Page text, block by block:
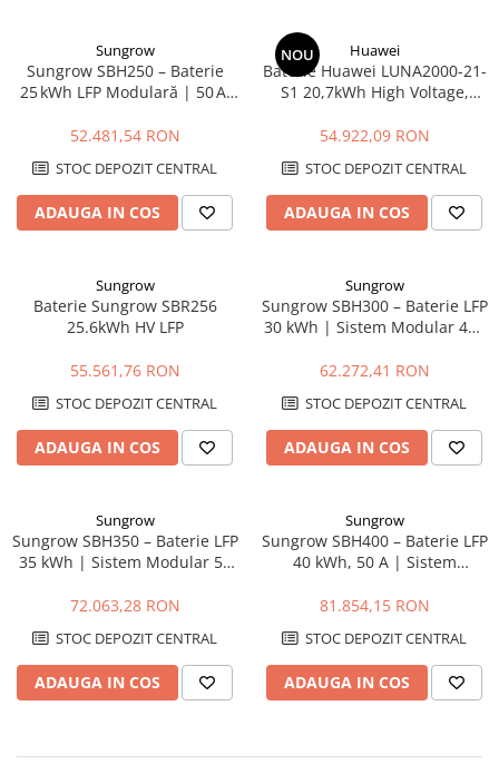
Sungrow
Sungrow SBH250 – Baterie
25 kWh LFP Modulară | 50 A,
52.481,54 RON
STOC DEPOZIT CENTRAL
ADAUGA IN COS
NOU Huawei
Baterie Huawei LUNA2000-21-
S1 20,7kWh High Voltage,
54.922,09 RON
STOC DEPOZIT CENTRAL
ADAUGA IN COS
Sungrow
Baterie Sungrow SBR256
25.6kWh HV LFP
55.561,76 RON
STOC DEPOZIT CENTRAL
ADAUGA IN COS
Sungrow
Sungrow SBH300 – Baterie LFP
30 kWh | Sistem Modular 48V
62.272,41 RON
STOC DEPOZIT CENTRAL
ADAUGA IN COS
Sungrow
Sungrow SBH350 – Baterie LFP
35 kWh | Sistem Modular 50
72.063,28 RON
STOC DEPOZIT CENTRAL
ADAUGA IN COS
Sungrow
Sungrow SBH400 – Baterie LFP
40 kWh, 50 A | Sistem
IP55
81.854,15 RON
STOC DEPOZIT CENTRAL
ADAUGA IN COS